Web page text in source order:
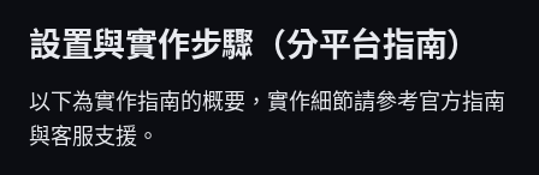
設置與實作步驟（分平台指南）
以下為實作指南的概要，實作細節請參考官方指南
與客服支援。